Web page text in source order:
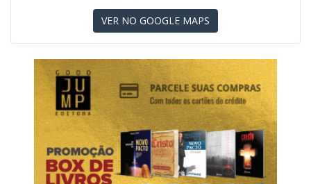
VER NO GOOGLE MAPS